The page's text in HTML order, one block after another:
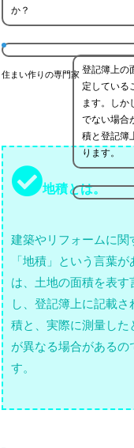
か？
住まい作りの専門家 登記簿上の
定している
ます。しか
でない場合
積と登記簿
ります。
地積とは。
建築やリフォームに関
「地積」という言葉
は、土地の面積を表す
し、登記簿上に記載さ
積と、実際に測量した
が異なる場合があるの
す。